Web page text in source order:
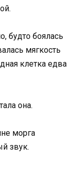
будто боялась
мягкость
клетка едва
она.
морга
звук.